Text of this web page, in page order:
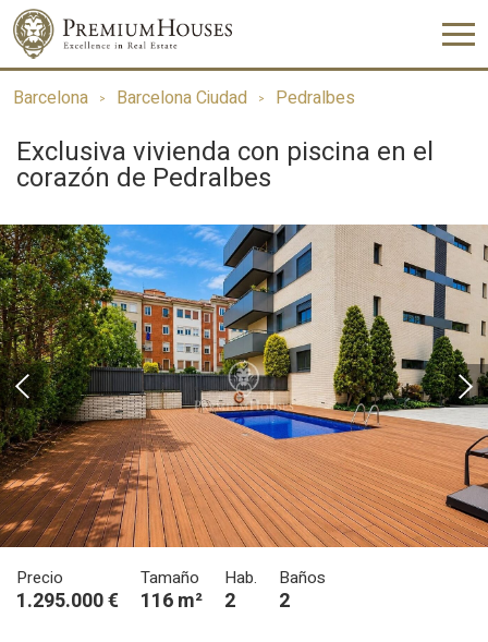
Barcelona Barcelona Ciudad Pedralbes
Exclusiva vivienda con piscina en el
corazón de Pedralbes
Precio
1.295.000 €
Tamaño
116 m²
Hab.
2
Baños
2